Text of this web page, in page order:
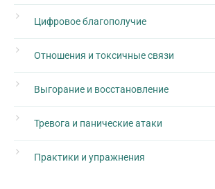
Цифровое благополучие
Отношения и токсичные связи
Выгорание и восстановление
Тревога и панические атаки
Практики и упражнения